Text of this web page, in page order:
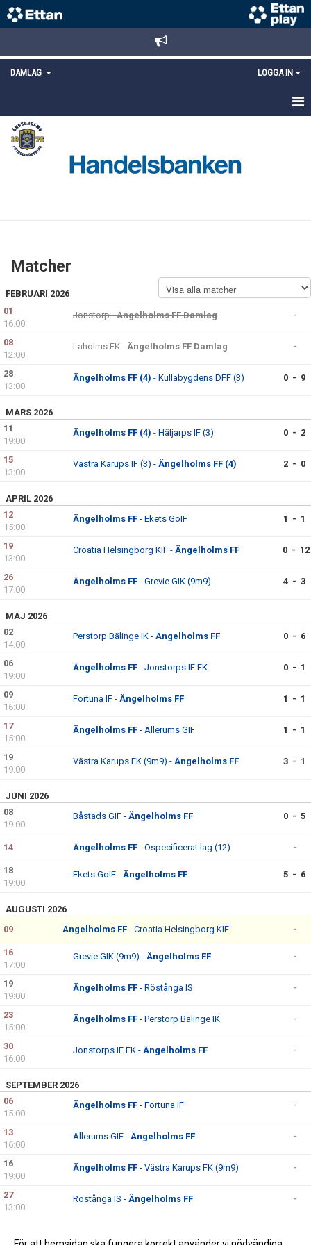
DAMLAG LOGGA IN
HEM
NYHETER
KONTAKT
MEDLEMSANMÄLAN
Matcher
FEBRUARI 2026
01
16:00
Jonstorp -Ängelholms FF Damlag -
08
12:00
Laholms FK -Ängelholms FF Damlag -
28
13:00
Ängelholms FF (4) - Kullabygdens DFF (3) 0 - 9
MARS 2026
11
19:00
Ängelholms FF (4) - Häljarps IF (3) 0 - 2
15
13:00
Västra Karups IF (3) - Ängelholms FF (4) 2 - 0
APRIL 2026
12
15:00
Ängelholms FF - Ekets GoIF 1 - 1
19
13:00
Croatia Helsingborg KIF - Ängelholms FF 0 - 12
26
17:00
Ängelholms FF - Grevie GIK (9m9) 4 - 3
MAJ 2026
02
14:00
Perstorp Bälinge IK - Ängelholms FF 0 - 6
06
19:00
Ängelholms FF - Jonstorps IF FK 0 - 1
09
16:00
Fortuna IF - Ängelholms FF 1 - 1
17
15:00
Ängelholms FF - Allerums GIF 1 - 1
19
19:00
Västra Karups FK (9m9) - Ängelholms FF 3 - 1
JUNI 2026
08
19:00
Båstads GIF - Ängelholms FF 0 - 5
14 Ängelholms FF - Ospecificerat lag (12) -
18
19:00
Ekets GoIF - Ängelholms FF 5 - 6
AUGUSTI 2026
09
Ängelholms FF - Croatia Helsingborg KIF -
16
17:00
Grevie GIK (9m9) - Ängelholms FF -
19
19:00
Ängelholms FF - Röstånga IS -
23
15:00
Ängelholms FF - Perstorp Bälinge IK -
30
16:00
Jonstorps IF FK - Ängelholms FF -
SEPTEMBER 2026
06
15:00
Ängelholms FF - Fortuna IF -
13
16:00
Allerums GIF - Ängelholms FF -
16
19:00
Ängelholms FF - Västra Karups FK (9m9) -
27
13:00
Röstånga IS - Ängelholms FF -